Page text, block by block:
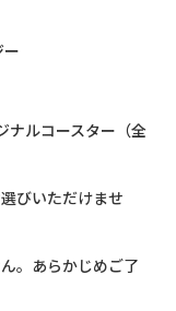
ナルコースター（全
びいただけませ
。あらかじめご了